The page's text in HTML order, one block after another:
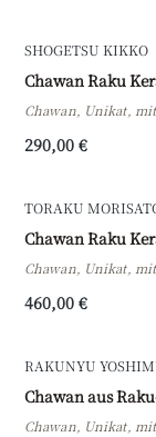
SHOGETSU KIKKO
Chawan Raku
Chawan, Unikat, mit
290,00 €
TORAKU
Chawan Raku
Chawan, Unikat, mit
460,00 €
RAKUNYU
Chawan aus
Chawan, Unikat, mit